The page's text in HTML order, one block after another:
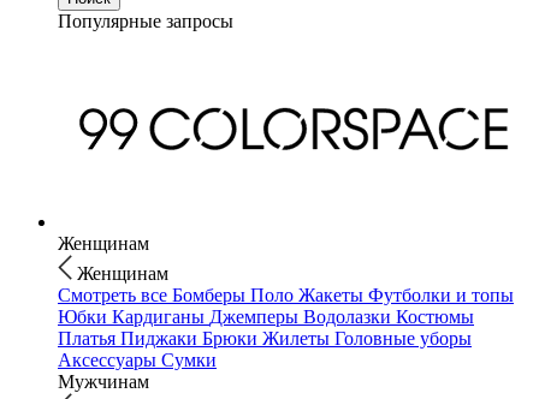
Популярные запросы
Женщинам
Женщинам
Смотреть все Бомберы Поло Жакеты Футболки и топы
Юбки Кардиганы Джемперы Водолазки Костюмы
Платья Пиджаки Брюки Жилеты Головные уборы
Аксессуары Сумки
Мужчинам